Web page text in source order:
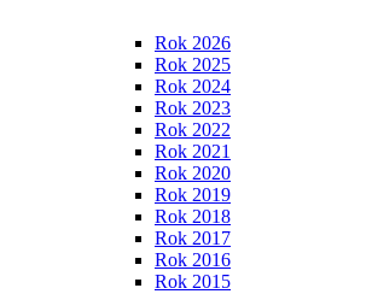
Rok 2026
Rok 2025
Rok 2024
Rok 2023
Rok 2022
Rok 2021
Rok 2020
Rok 2019
Rok 2018
Rok 2017
Rok 2016
Rok 2015